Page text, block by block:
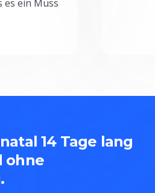
es ein Muss
14 Tage lang
ohne